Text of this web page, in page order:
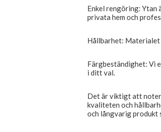
Enkel rengöring: Ytan
privata hem och
Hållbarhet: Materialet
Färgbeständighet: Vi
i ditt val.
Det är viktigt att
kvaliteten och
och långvarig produkt